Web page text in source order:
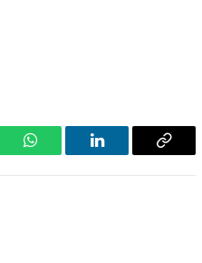
WhatsAppLinkedIn Copy